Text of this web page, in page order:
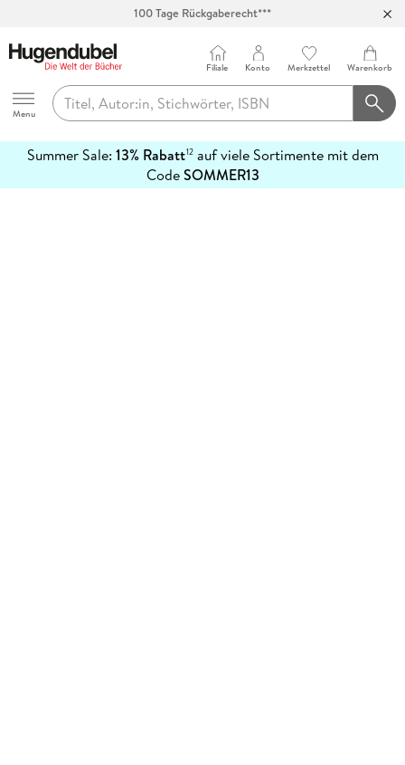
100 Tage Rückgaberecht***
Hugendubel
Menu
Filiale Konto Merkzettel Warenkorb
Summer Sale: 13% Rabatt12auf viele Sortimente mit dem
CodeSOMMER13
erfahren